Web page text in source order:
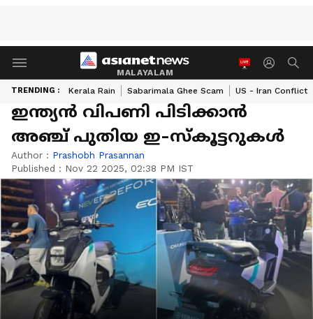
MALAYALAM
TRENDING : Kerala Rain Sabarimala Ghee Scam US - Iran Conflict
ഇന്ത്യൻ വിപണി പിടിക്കാൻ
അഞ്ച് പുതിയ ഇ-സ്‍കൂട്ടറുകൾ
Author : Prashobh Prasannan
Published : Nov 22 2025, 02:38 PM IST